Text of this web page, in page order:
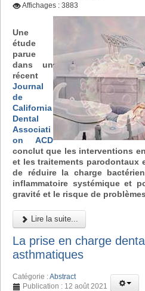
Affichages : 3883
Une
étude
parue
dans un
récent
Journal
de
California
Dental
Associati
on ACD
conclut que les interventions
et les traitements parodontaux
de réduire la charge
inflammatoire systémique et
gravité et le risque de
Lire la suite...
La prise en charge
asthmatiques
Catégorie :Abstract
Publication : 12 août 2021